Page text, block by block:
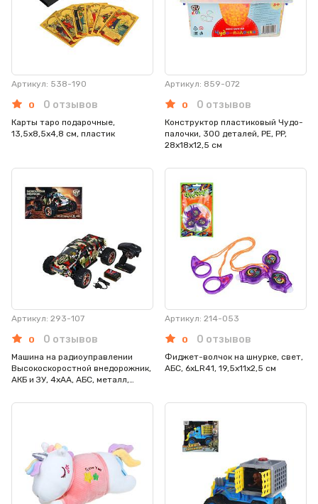
Артикул: 538-190
0 0 отзывов
Карты таро подарочные,
13,5x8,5x4,8 см, пластик
Артикул: 859-072
0 0 отзывов
Конструктор пластиковый Чудо-
палочки, 300 деталей, PE, PP,
28х18х12,5 см
Артикул: 293-107
0 0 отзывов
Машина на радиоуправлении
Высокоскоростной внедорожник,
АКБ и ЗУ, 4хАА, АБС, металл,
Артикул: 214-053
0 0 отзывов
Фиджет-волчок на шнурке, свет,
АБС, 6хLR41, 19,5х11х2,5 см